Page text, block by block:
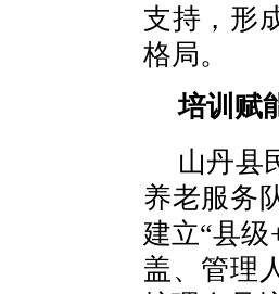
支持，形
格局。
培训赋
山丹县
养老服务
建立“县
盖、管理